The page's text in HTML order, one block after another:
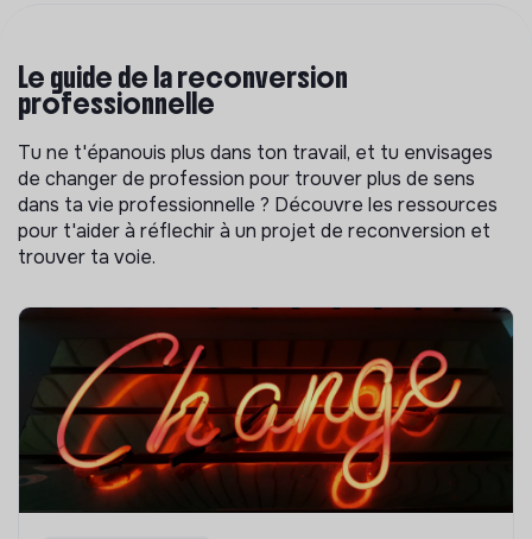
Le guide de la reconversion
professionnelle
Tu ne t'épanouis plus dans ton travail, et tu envisages
de changer de profession pour trouver plus de sens
dans ta vie professionnelle ? Découvre les ressources
pour t'aider à réflechir à un projet de reconversion et
trouver ta voie.